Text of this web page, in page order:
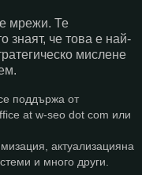
мрежи. Те
знаят, че това е най-
мислене
поддържа от
at w-seo dot com или
актуализацияна
и много други.